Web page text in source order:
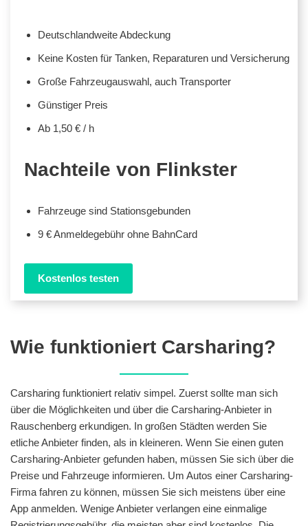
Deutschlandweite Abdeckung
Keine Kosten für Tanken, Reparaturen und Versicherung
Große Fahrzeugauswahl, auch Transporter
Günstiger Preis
Ab 1,50 € / h
Nachteile von Flinkster
Fahrzeuge sind Stationsgebunden
9 € Anmeldegebühr ohne BahnCard
Kostenlos testen
Wie funktioniert Carsharing?
Carsharing funktioniert relativ simpel. Zuerst sollte man sich
über die Möglichkeiten und über die Carsharing-Anbieter in
Rauschenberg erkundigen. In großen Städten werden Sie
etliche Anbieter finden, als in kleineren. Wenn Sie einen guten
Carsharing-Anbieter gefunden haben, müssen Sie sich über die
Preise und Fahrzeuge informieren. Um Autos einer Carsharing-
Firma fahren zu können, müssen Sie sich meistens über eine
App anmelden. Wenige Anbieter verlangen eine einmalige